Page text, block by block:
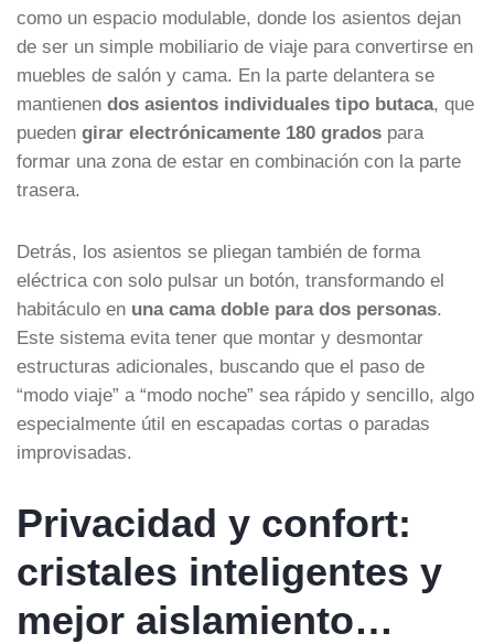
como un espacio modulable, donde los asientos dejan
de ser un simple mobiliario de viaje para convertirse en
muebles de salón y cama. En la parte delantera se
mantienen dos asientos individuales tipo butaca, que
pueden girar electrónicamente 180 grados para
formar una zona de estar en combinación con la parte
trasera.
Detrás, los asientos se pliegan también de forma
eléctrica con solo pulsar un botón, transformando el
habitáculo en una cama doble para dos personas.
Este sistema evita tener que montar y desmontar
estructuras adicionales, buscando que el paso de
“modo viaje” a “modo noche” sea rápido y sencillo, algo
especialmente útil en escapadas cortas o paradas
improvisadas.
Privacidad y confort:
cristales inteligentes y
mejor aislamiento…